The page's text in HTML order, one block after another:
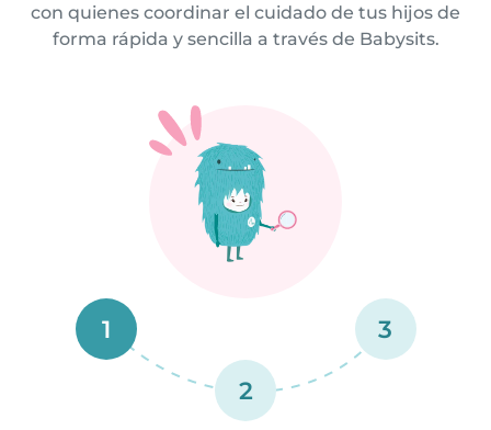
con quienes coordinar el cuidado de tus hijos de
forma rápida y sencilla a través de Babysits.
1
2
3